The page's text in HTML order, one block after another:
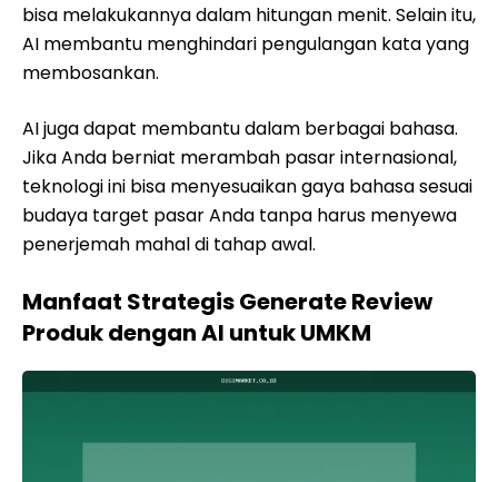
bisa melakukannya dalam hitungan menit. Selain itu,
AI membantu menghindari pengulangan kata yang
membosankan.
AI juga dapat membantu dalam berbagai bahasa.
Jika Anda berniat merambah pasar internasional,
teknologi ini bisa menyesuaikan gaya bahasa sesuai
budaya target pasar Anda tanpa harus menyewa
penerjemah mahal di tahap awal.
Manfaat Strategis Generate Review
Produk dengan AI untuk UMKM